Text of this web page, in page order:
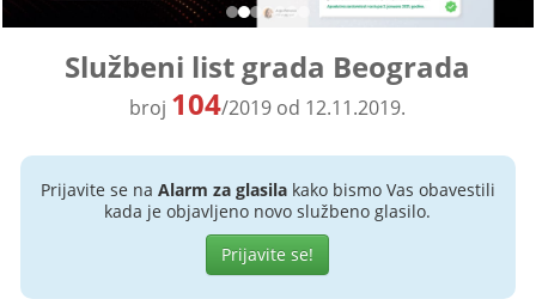
Službeni list grada Beograda
broj 104/2019 od 12.11.2019.
Prijavite se na Alarm za glasilakako bismo Vas obavestili
kada je objavljeno novo službeno glasilo.
Prijavite se!